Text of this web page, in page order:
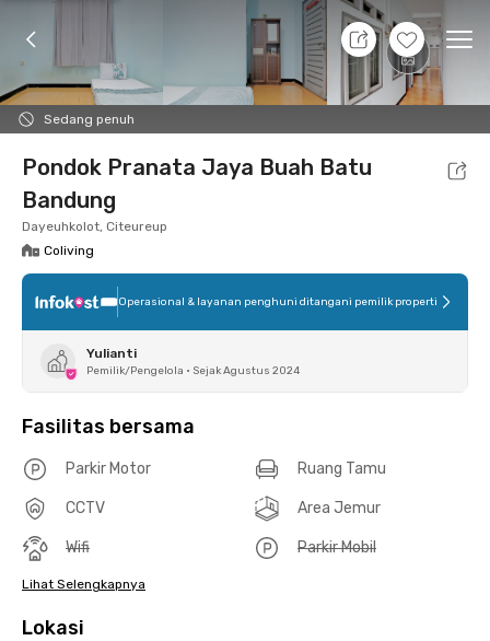
+5
Sedang penuh
Foto Fasilitas bersama Lokasi Kamar
Pondok Pranata Jaya Buah Batu
Bandung
Dayeuhkolot, Citeureup
Coliving
Operasional & layanan penghuni ditangani pemilik properti
Yulianti
Pemilik/Pengelola • Sejak Agustus 2024
Fasilitas bersama
Parkir Motor Ruang Tamu
CCTV Area Jemur
Wifi Parkir Mobil
Lihat Selengkapnya
Lokasi